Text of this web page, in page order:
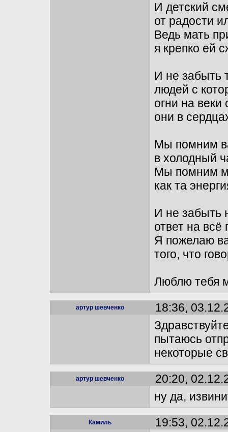
И детский
от радости
Ведь мать
я крепко ей
И не забыть
людей с
огни на веки
они в
Мы помним
в холодный
Мы помним
как та
И не забыть
ответ на всё
Я пожелаю
того, что
Люблю тебя
артур шевченко
18:36,
пытаюсь
некоторые
артур шевченко
20:20,
ну да,
Камиль 19:53,